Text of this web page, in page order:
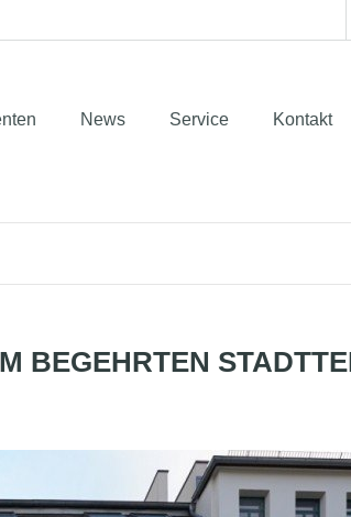
News Service Kontakt
BEGEHRTEN